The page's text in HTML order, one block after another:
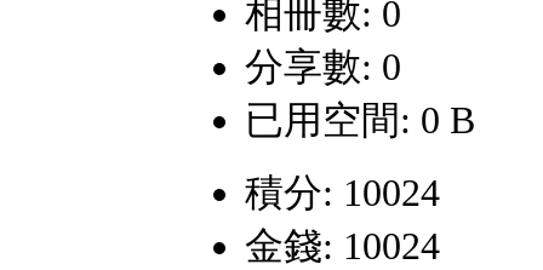
相冊數: 0
分享數: 0
已用空間: 0 B
積分: 10024
金錢: 10024